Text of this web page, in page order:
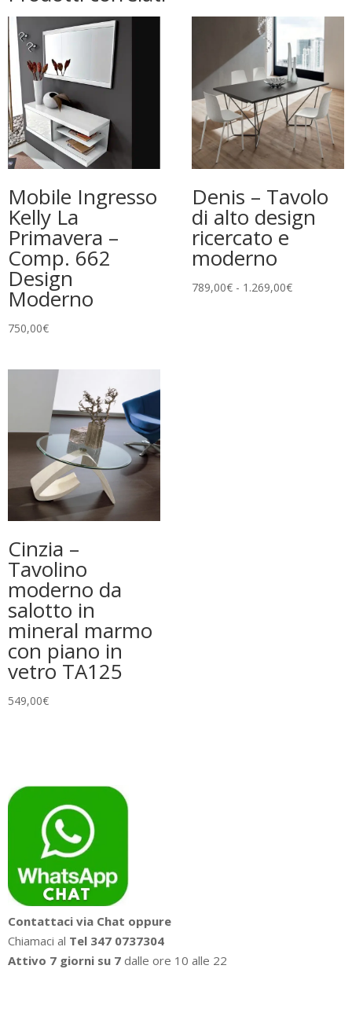
Mobile Ingresso
Kelly La
Primavera –
Comp. 662
Design
Moderno
750,00€
Denis – Tavolo
di alto design
ricercato e
moderno
789,00€ - 1.269,00€Fascia
Cinzia –
Tavolino
moderno da
salotto in
mineral marmo
con piano in
vetro TA125
549,00€
Contattaci via Chat oppure
Chiamaci al Tel 347 0737304
Attivo 7 giorni su 7 dalle ore 10 alle 22